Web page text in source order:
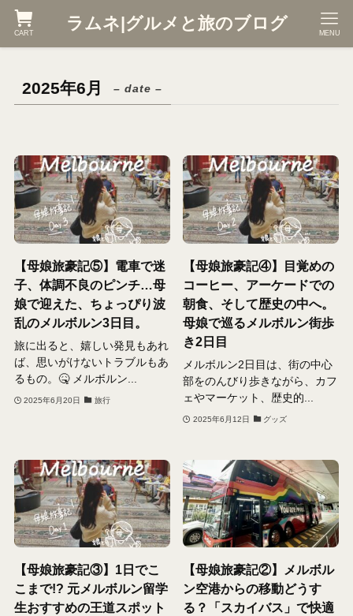
ラムネ|グルメと旅のブログ
CART MENU
2025年6月 – date –
【母娘旅豪記⑤】電車で迷
子、体調不良のピンチ…母
娘で迎えた、ちょっぴり波
乱のメルボルン3日目。
旅に出ると、嬉しい発見もあれ
ば、思いがけないトラブルもあ
るもの。🤒 メルボルン...
2025年6月20日 旅行
【母娘旅豪記④】目覚めの
コーヒー、アーケードでの
朝食、そして歴史の中へ。
母娘で巡るメルボルン街歩
き2日目
メルボルン2日目は、街の中心
部をのんびり歩きながら、カフ
ェやマーケット、歴史的...
2025年6月12日 グッズ
【母娘旅豪記③】1日でこ
こまで!? 元メルボルン留学
生おすすめの王道スポット
【母娘旅豪記②】メルボル
ン空港からの移動どうす
る？「スカイバス」で快適